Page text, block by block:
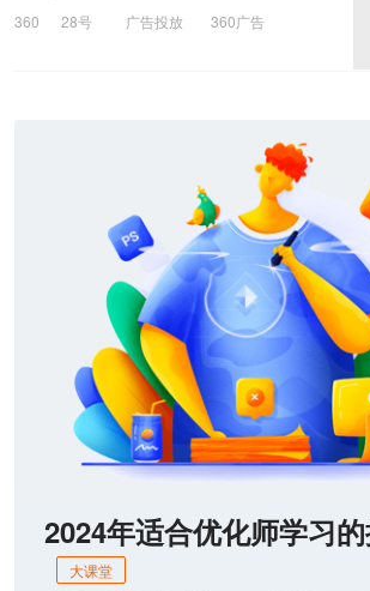
360 28号 广告投放 360广告
2024年适合优化师学习
大课堂